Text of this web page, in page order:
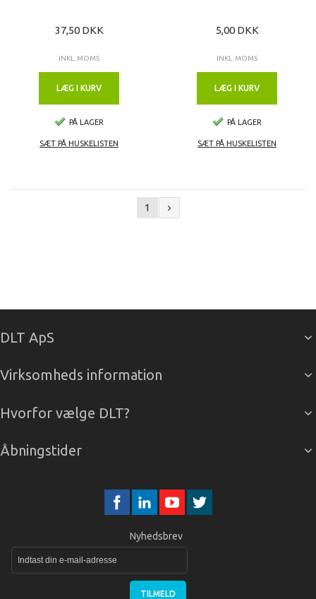
37,50 DKK
INKL. MOMS
LÆG I KURV
PÅ LAGER
SÆT PÅ HUSKELISTEN
5,00 DKK
INKL. MOMS
LÆG I KURV
PÅ LAGER
SÆT PÅ HUSKELISTEN
1
DLT ApS
Virksomheds information
Hvorfor vælge DLT?
Åbningstider
Nyhedsbrev
TILMELD